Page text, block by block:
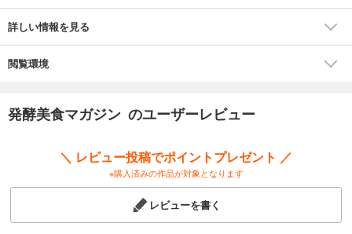
日本の心と誇り、素晴らしさを再発見するWebマガジンです。
味噌、醤油、漬物、納豆、日本酒、ワイン、塩糀や糀甘酒など
発酵食品の情報はもとより、生産者や提供されているお店の方の熱い思
発酵食のことを楽しく学び、知ることができるサイトとして注目を集め
詳しい情報を見る
閲覧環境
発酵美食マガジン のユーザーレビュー
＼ レビュー投稿でポイントプレゼント ／
※購入済みの作品が対象となります
レビューを書く